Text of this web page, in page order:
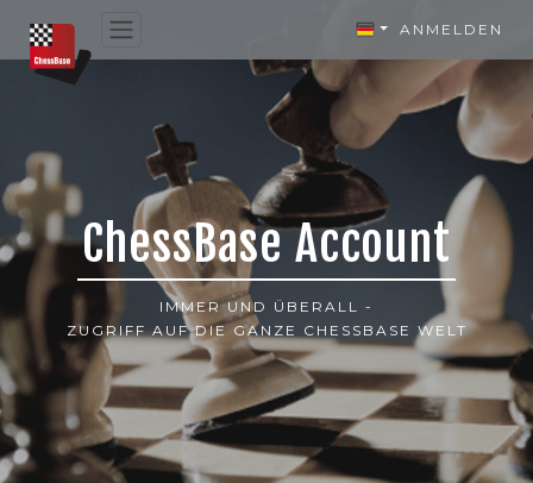
ANMELDEN
ChessBase Account
IMMER UND ÜBERALL -
ZUGRIFF AUF DIE GANZE CHESSBASE WELT